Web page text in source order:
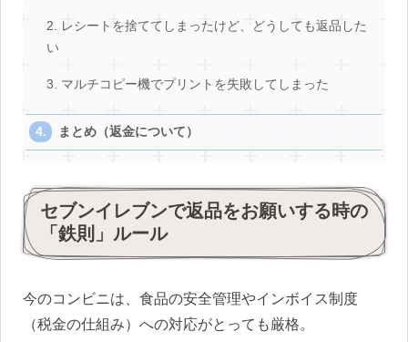
2. レシートを捨ててしまったけど、どうしても返品した
い
3. マルチコピー機でプリントを失敗してしまった
まとめ（返金について）
セブンイレブンで返品をお願いする時の
「鉄則」ルール
今のコンビニは、食品の安全管理やインボイス制度
（税金の仕組み）への対応がとっても厳格。